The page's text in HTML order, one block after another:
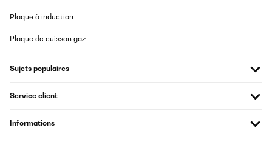
Plaque à induction
Plaque de cuisson gaz
Sujets populaires
Service client
Informations